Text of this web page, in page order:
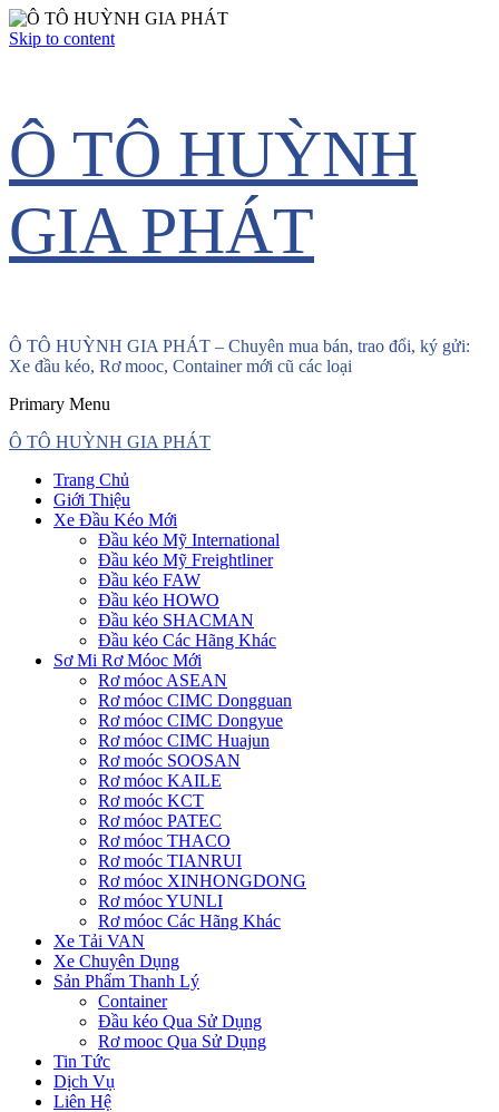
Skip to content
Ô TÔ HUỲNH
GIA PHÁT
Ô TÔ HUỲNH GIA PHÁT – Chuyên mua bán, trao đổi, ký gửi:
Xe đầu kéo, Rơ mooc, Container mới cũ các loại
Primary Menu
Ô TÔ HUỲNH GIA PHÁT
Trang Chủ
Giới Thiệu
Xe Đầu Kéo Mới
Đầu kéo Mỹ International
Đầu kéo Mỹ Freightliner
Đầu kéo FAW
Đầu kéo HOWO
Đầu kéo SHACMAN
Đầu kéo Các Hãng Khác
Sơ Mi Rơ Móoc Mới
Rơ móoc ASEAN
Rơ móoc CIMC Dongguan
Rơ móoc CIMC Dongyue
Rơ móoc CIMC Huajun
Rơ moóc SOOSAN
Rơ móoc KAILE
Rơ moóc KCT
Rơ móoc PATEC
Rơ móoc THACO
Rơ moóc TIANRUI
Rơ móoc XINHONGDONG
Rơ móoc YUNLI
Rơ móoc Các Hãng Khác
Xe Tải VAN
Xe Chuyên Dụng
Sản Phẩm Thanh Lý
Container
Đầu kéo Qua Sử Dụng
Rơ mooc Qua Sử Dụng
Tin Tức
Dịch Vụ
Liên Hệ